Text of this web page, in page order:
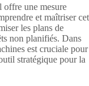
offre une mesure
et maîtriser cet
les plans de
non planifiés. Dans
est cruciale pour
stratégique pour la